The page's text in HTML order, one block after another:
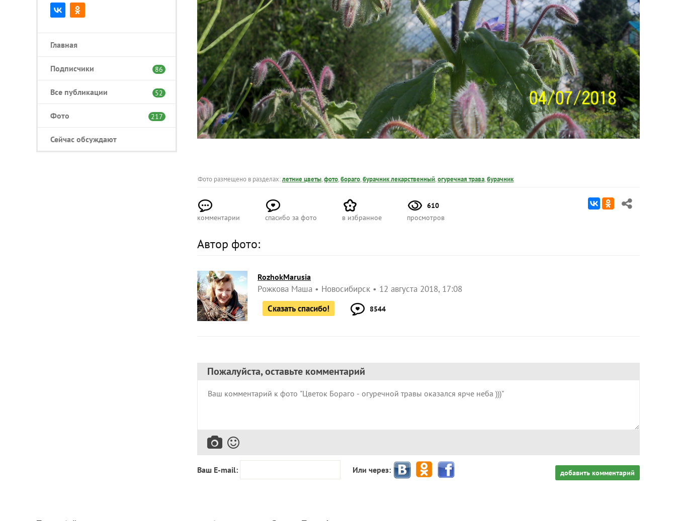
Главная
Подписчики 86
Все публикации 52
Фото 217
Сейчас обсуждают
Фото размещено в разделах:летние цветы,фото,бораго,бурачник лекарственный,огуречная трава,бурачник
комментарии спасибо за фото в избранное
610
просмотров
Автор фото:
RozhokMarusia
Рожкова Маша Новосибирск
12 августа 2018, 17:08
Сказать спасибо!
8544
Пожалуйста, оставьте комментарий
Ваш E-mail: Или через: добавить комментарий